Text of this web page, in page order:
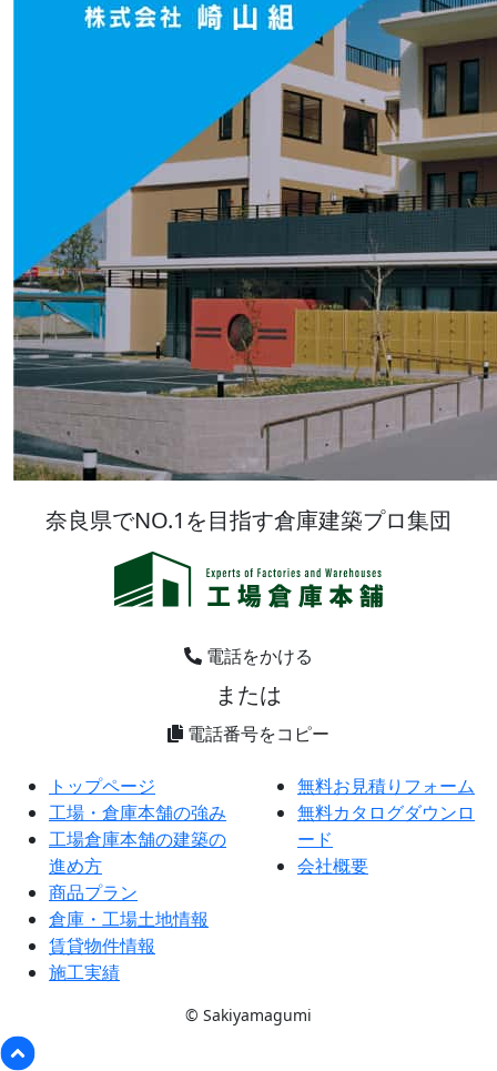
奈良県でNO.1を目指す倉庫建築プロ集団
電話をかける
または
電話番号をコピー
トップページ
工場・倉庫本舗の強み
工場倉庫本舗の建築の
進め方
商品プラン
倉庫・工場土地情報
賃貸物件情報
施工実績
無料お見積りフォーム
無料カタログダウンロ
ード
会社概要
© Sakiyamagumi